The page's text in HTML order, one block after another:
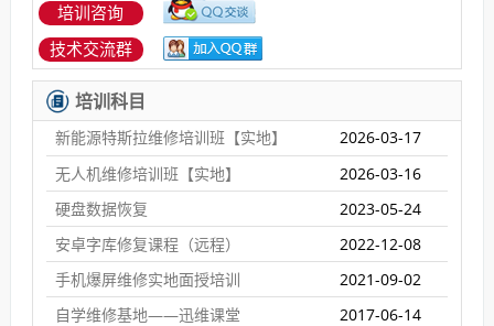
培训咨询
技术交流群
培训科目
新能源特斯拉维修培训班【实地】
2026-03-17
无人机维修培训班【实地】
2026-03-16
硬盘数据恢复
2023-05-24
安卓字库修复课程（远程）
2022-12-08
手机爆屏维修实地面授培训
2021-09-02
自学维修基地——迅维课堂
2017-06-14